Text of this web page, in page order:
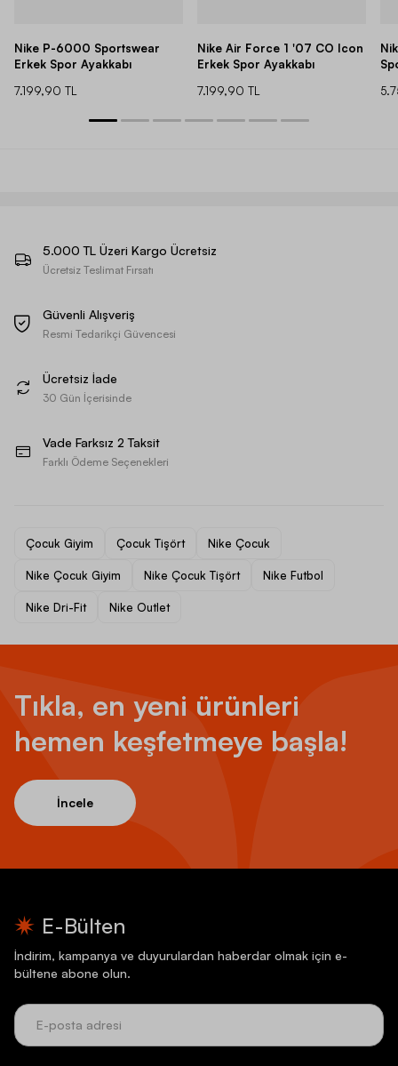
Nike P-6000 Sportswear
Erkek Spor Ayakkabı
7.199,90 TL
Nike Air Force 1 '07 CO Icon
Erkek Spor Ayakkabı
7.199,90 TL
5.000 TL Üzeri Kargo Ücretsiz
Ücretsiz Teslimat Fırsatı
Güvenli Alışveriş
Resmi Tedarikçi Güvencesi
Ücretsiz İade
30 Gün İçerisinde
Vade Farksız 2 Taksit
Farklı Ödeme Seçenekleri
Çocuk Giyim Çocuk Tişört Nike Çocuk
Nike Çocuk Giyim Nike Çocuk Tişört Nike Futbol
Nike Dri-Fit Nike Outlet
Tıkla, en yeni ürünleri
hemen keşfetmeye başla!
İncele
E-Bülten
İndirim, kampanya ve duyurulardan haberdar olmak için e-
bültene abone olun.